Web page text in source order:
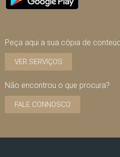
Peça aqui a sua cópia de
VER SERVIÇOS
Não encontrou o que procura?
FALE CONNOSCO